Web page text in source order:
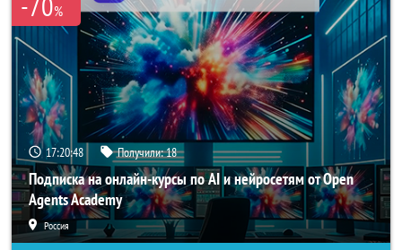
%
17:20:46 Получили:18
Подписка на онлайн-курсы по AI и нейросетям от Open
Agents Academy
Россия